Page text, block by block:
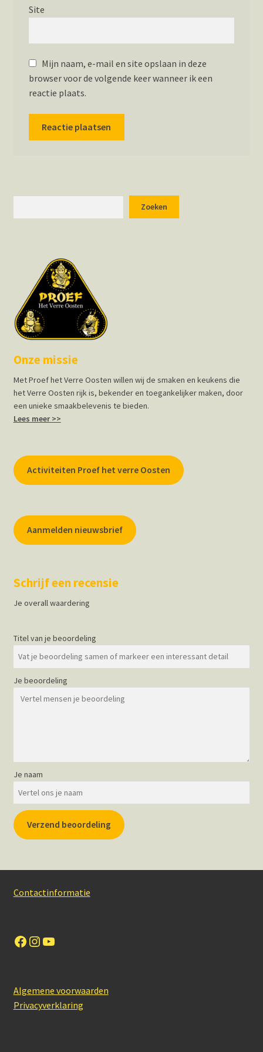
Site
Mijn naam, e-mail en site opslaan in deze
browser voor de volgende keer wanneer ik een
reactie plaats.
Zoeken
Onze missie
Met Proef het Verre Oosten willen wij de smaken en keukens die
het Verre Oosten rijk is, bekender en toegankelijker maken, door
een unieke smaakbelevenis te bieden.
Lees meer >>
Activiteiten Proef het verre Oosten
Aanmelden nieuwsbrief
Schrijf een recensie
Je overall waardering
Titel van je beoordeling
Je beoordeling
Je naam
Verzend beoordeling
Contactinformatie
Facebook
Instagram
YouTube
Algemene voorwaarden
Privacyverklaring